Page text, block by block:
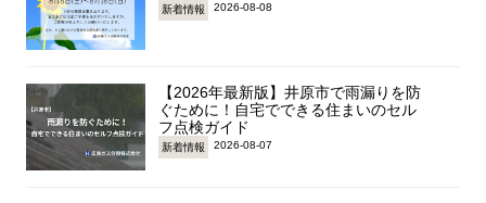
新着情報 2026-08-08
【2026年最新版】井原市で雨漏りを防
ぐために！自宅でできる住まいのセル
フ点検ガイド
新着情報 2026-08-07